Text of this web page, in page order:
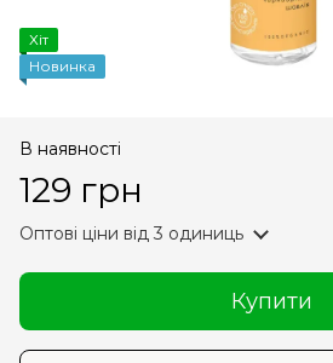
Хіт
Новинка
В наявності
129 грн
Оптові ціни від 3 одиниць
Купити